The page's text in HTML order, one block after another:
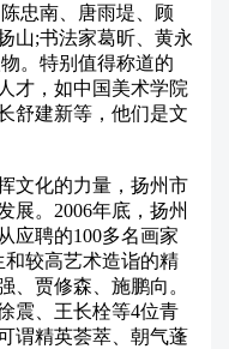
忠南、唐雨堤、顾
山;书法家葛昕、黄永
。特别值得称道的
才，如中国美术学院
舒建新等，他们是文
化的力量，扬州市
展。2006年底，扬州
应聘的100多名画家
较高艺术造诣的精
、贾修森、施鹏向。
震、王长栓等4位青
谓精英荟萃、朝气蓬